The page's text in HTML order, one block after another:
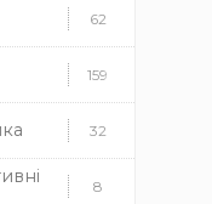
2
90
5
4
60
62
9
12
8
159
37
32
19
8